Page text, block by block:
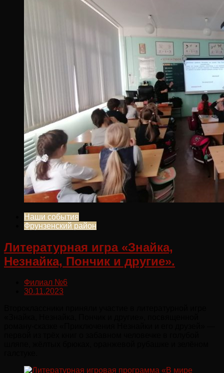
Наши события
Фрунзенский район
Литературная игра «Знайка,
Незнайка, Пончик и другие».
Филиал №6
30.11.2023